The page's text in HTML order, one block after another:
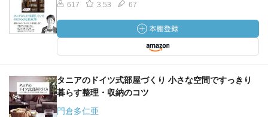
617 3.53 67
タニアのドイツ式部屋づくり 小さな空間ですっきり
暮らす整理・収納のコツ
門倉多仁亜